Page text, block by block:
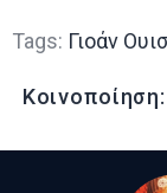
Tags: Γιοάν
Κοινοποίηση: